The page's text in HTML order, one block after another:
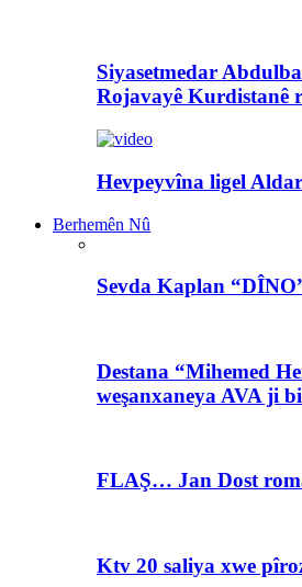
Siyasetmedar
Rojavayê Kurdistanê
Hevpeyvîna ligel
Berhemên Nû
Sevda Kaplan
Destana “Mihemed
weşanxaneya AVA ji
FLAŞ… Jan Dost
Ktv 20 saliya xwe